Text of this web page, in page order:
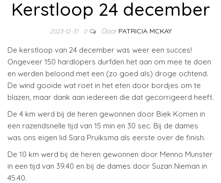
Kerstloop 24 december
2023-12-31 0 Door PATRICIA MCKAY
De kerstloop van 24 december was weer een succes!
Ongeveer 150 hardlopers durfden het aan om mee te doen
en werden beloond met een (zo goed als) droge ochtend.
De wind gooide wat roet in het eten door bordjes om te
blazen, maar dank aan iedereen die dat gecorrigeerd heeft.
De 4 km werd bij de heren gewonnen door Biek Komen in
een razendsnelle tijd van 15 min en 30 sec. Bij de dames
was ons eigen lid Sara Pruiksma als eerste over de finish.
De 10 km werd bij de heren gewonnen door Menno Munster
in een tijd van 39.40 en bij de dames door Suzan Nieman in
45.40.